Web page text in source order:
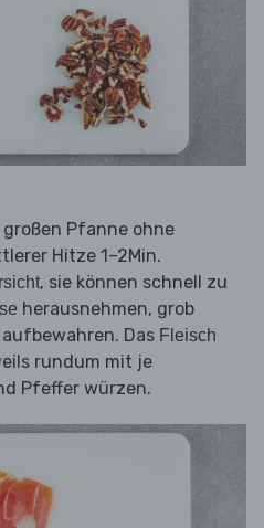
großen Pfanne ohne
Hitze 1–2Min.
, sie können schnell zu
herausnehmen, grob
Das Fleisch
rundum mit je
Pfeffer würzen.